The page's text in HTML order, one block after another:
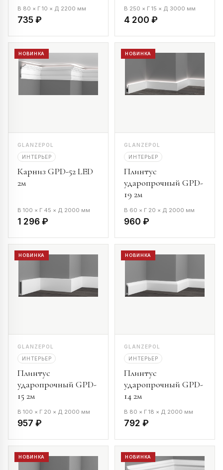
В 80 × Г 10 × Д 2200 мм
735 ₽
В 250 × Г 15 × Д 3000 мм
4 200 ₽
НОВИНКА
GLANZEPOL
ИНТЕРЬЕР
Карниз GPD-52 LED
2м
В 100 × Г 45 × Д 2000 мм
1 296 ₽
НОВИНКА
GLANZEPOL
ИНТЕРЬЕР
Плинтус
ударопрочный GPD-
19 2м
В 60 × Г 20 × Д 2000 мм
960 ₽
НОВИНКА
GLANZEPOL
ИНТЕРЬЕР
Плинтус
ударопрочный GPD-
15 2м
В 100 × Г 20 × Д 2000 мм
957 ₽
НОВИНКА
GLANZEPOL
ИНТЕРЬЕР
Плинтус
ударопрочный GPD-
14 2м
В 80 × Г 18 × Д 2000 мм
792 ₽
НОВИНКА НОВИНКА